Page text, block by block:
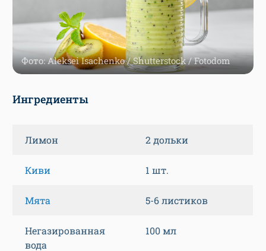
Фото: Aleksei Isachenko / Shutterstock / Fotodom
Ингредиенты
Лимон 2 дольки
Киви 1 шт.
Мята 5-6 листиков
Негазированная
вода
100 мл